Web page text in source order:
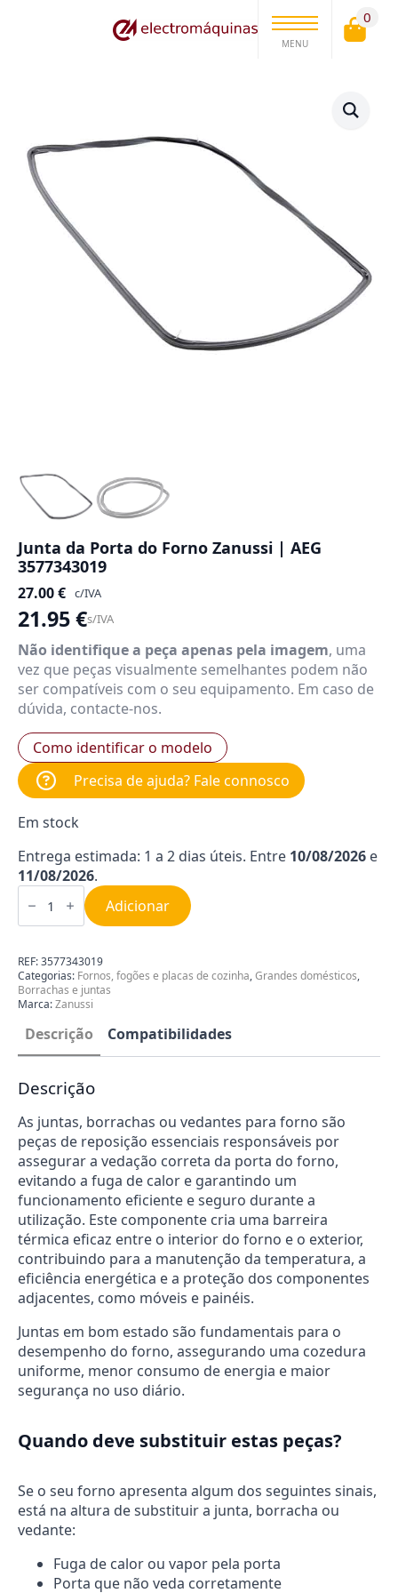
MENU
0
Junta da Porta do Forno Zanussi | AEG
3577343019
27.00€ c/IVA
21.95€s/IVA
Não identifique a peça apenas pela imagem, uma
vez que peças visualmente semelhantes podem não
ser compatíveis com o seu equipamento. Em caso de
dúvida, contacte-nos.
Como identificar o modelo
Precisa de ajuda? Fale connosco
Em stock
Entrega estimada: 1 a 2 dias úteis. Entre 10/08/2026 e
11/08/2026.
Quantidade
de
da
do
Forno
Zanussi
|
AEG
3577343019
Adicionar
REF:3577343019
Categorias: Fornos, fogões e placas de cozinha,Grandes domésticos,
Borrachas e juntas
Marca:Zanussi
Descrição Compatibilidades
Descrição
As juntas, borrachas ou vedantes para forno são
peças de reposição essenciais responsáveis por
assegurar a vedação correta da porta do forno,
evitando a fuga de calor e garantindo um
funcionamento eficiente e seguro durante a
utilização. Este componente cria uma barreira
térmica eficaz entre o interior do forno e o exterior,
contribuindo para a manutenção da temperatura, a
eficiência energética e a proteção dos componentes
adjacentes, como móveis e painéis.
Juntas em bom estado são fundamentais para o
desempenho do forno, assegurando uma cozedura
uniforme, menor consumo de energia e maior
segurança no uso diário.
Quando deve substituir estas peças?
Se o seu forno apresenta algum dos seguintes sinais,
está na altura de substituir a junta, borracha ou
vedante:
Fuga de calor ou vapor pela porta
Porta que não veda corretamente